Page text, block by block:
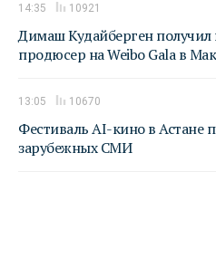
14:35 10921
Димаш Кудайберген получил
продюсер на Weibo Gala в
13:05 10670
Фестиваль AI-кино в Астане
зарубежных СМИ